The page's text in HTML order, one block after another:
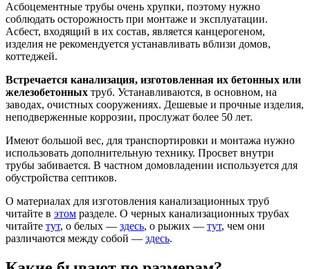
Асбоцементные трубы очень хрупки, поэтому нужно
соблюдать осторожность при монтаже и эксплуатации.
Асбест, входящий в их состав, является канцерогеном,
изделия не рекомендуется устанавливать вблизи домов,
коттеджей.
Встречается канализация, изготовленная их бетонных или
железобетонных труб. Устанавливаются, в основном, на
заводах, очистных сооружениях. Дешевые и прочные изделия,
неподверженные коррозии, прослужат более 50 лет.
Имеют большой вес, для транспортировки и монтажа нужно
использовать дополнительную технику. Просвет внутри
трубы забивается. В частном домовладении используется для
обустройства септиков.
О материалах для изготовления канализационных труб
читайте в этом разделе. О черных канализационных трубах
читайте тут, о белых — здесь, о рыжих — тут, чем они
различаются между собой — здесь.